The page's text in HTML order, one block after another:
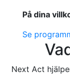
På dina
Se
Next Act